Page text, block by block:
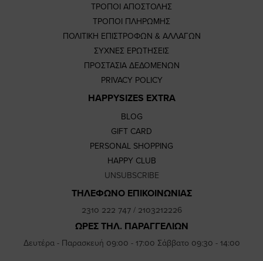
ΤΡΟΠΟΙ ΑΠΟΣΤΟΛΗΣ
ΤΡΟΠΟΙ ΠΛΗΡΩΜΗΣ
ΠΟΛΙΤΙΚΗ ΕΠΙΣΤΡΟΦΩΝ & ΑΛΛΑΓΩΝ
ΣΥΧΝΕΣ ΕΡΩΤΗΣΕΙΣ
ΠΡΟΣΤΑΣΙΑ ΔΕΔΟΜΕΝΩΝ
PRIVACY POLICY
HAPPYSIZES EXTRA
BLOG
GIFT CARD
PERSONAL SHOPPING
HAPPY CLUB
UNSUBSCRIBE
ΤΗΛΕΦΩΝΟ ΕΠΙΚΟΙΝΩΝΙΑΣ
2310 222 747/ 2103212226
ΩΡΕΣ ΤΗΛ. ΠΑΡΑΓΓΕΛΙΩΝ
Δευτέρα - Παρασκευή 09:00 - 17:00 Σάββατο 09:30 - 14:00